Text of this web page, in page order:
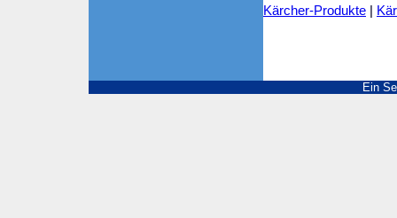
Kärcher-Produkte |
Ein